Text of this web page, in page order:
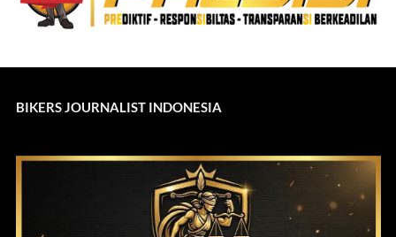
BIKERS JOURNALIST INDONESIA